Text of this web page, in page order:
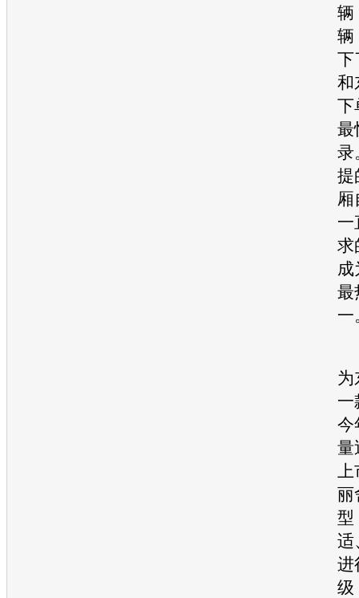
辆
辆
下
和
下
最
录
提
厢
一
求
最
一
为
一
今
量
丽
型
适
进
级